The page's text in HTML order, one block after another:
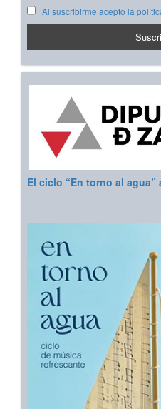
Al suscribirme acepto la
El ciclo “En torno al agua”